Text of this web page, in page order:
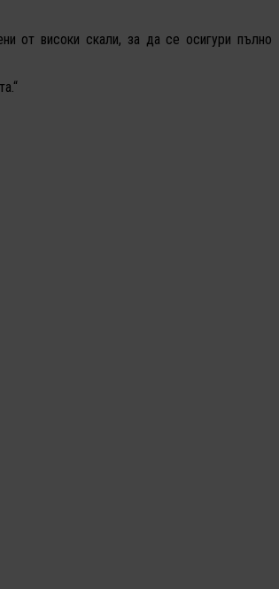
от високи скали, за да се осигури пълно